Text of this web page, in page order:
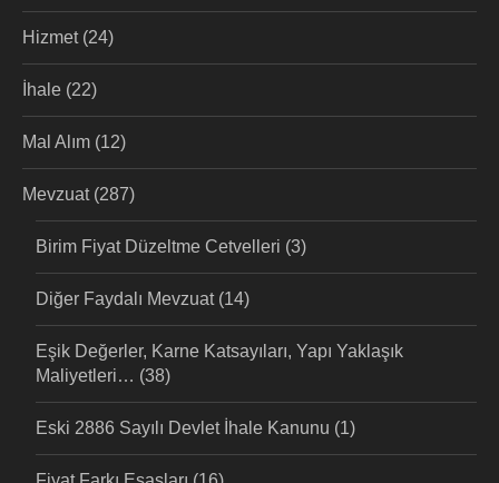
Hizmet(24)
İhale (22)
Mal Alım (12)
Mevzuat(287)
Birim Fiyat Düzeltme Cetvelleri (3)
Diğer Faydalı Mevzuat(14)
Eşik Değerler, Karne Katsayıları, Yapı Yaklaşık
Maliyetleri… (38)
Eski 2886 Sayılı Devlet İhale Kanunu (1)